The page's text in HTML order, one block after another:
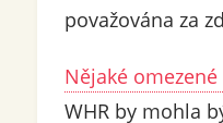
považována za
Nějaké omezené
WHR by mohla